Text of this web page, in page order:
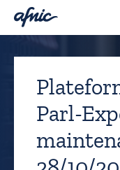
Parl-
Panneau de gestion des